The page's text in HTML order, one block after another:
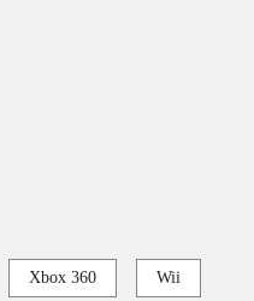
Xbox 360 Wii